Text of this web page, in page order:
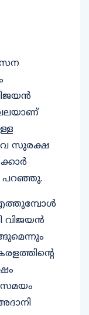
സുരക്ഷ
പറഞ്ഞു.
വിജയന്‍